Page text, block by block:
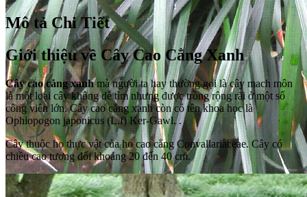
Mô tả Chi Tiết
Giới thiệu về Cây Cao Cẳng Xanh
Cây cao cẳng xanhmà người ta hay thường gọi là cây mach môn
là một loại cây không dễ tìm nhưng được trồng rộng rãi ở một số
công viên lớn. Cây cao cẳng xanh còn có tên khoa học là
Ophiopogon japonicus (L.f) Ker-Gawl. .
Cây thuộc họ thực vật của ho cao cẳng Convallariaceae. Cây có
chiều cao tương đối khoảng 20 đến 40 cm.